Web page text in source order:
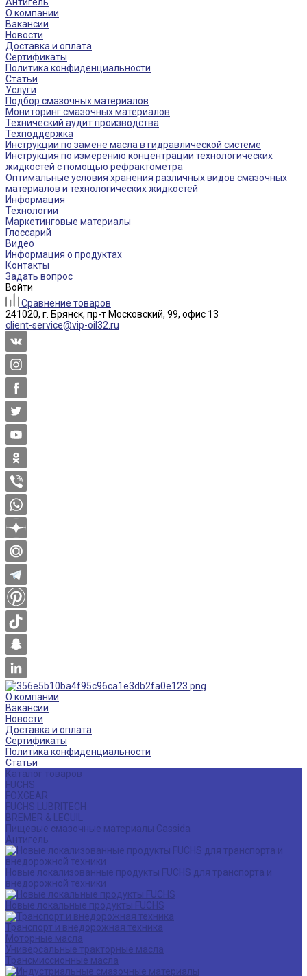
О компании
Вакансии
Новости
Доставка и оплата
Сертификаты
Политика конфиденциальности
Статьи
Услуги
Подбор смазочных материалов
Мониторинг смазочных материалов
Технический аудит производства
Техподдержка
Инструкции по замене масла в гидравлической системе
Инструкция по измерению концентрации технологических
жидкостей с помощью рефрактометра
Оптимальные условия хранения различных видов смазочных
материалов и технологических жидкостей
Информация
Технологии
Маркетинговые материалы
Глоссарий
Видео
Информация о продуктах
Контакты
Задать вопрос
Войти
Сравнение товаров
241020, г. Брянск, пр-т Московский, 99, офис 13
client-service@vip-oil32.ru
О компании
Вакансии
Новости
Доставка и оплата
Сертификаты
Политика конфиденциальности
Статьи
Каталог товаров
FUCHS
FOXGEAR
FUCHS LUBRITECH
BREMER & LEGUIL
Пищевые смазочные материалы Cassida
Антигель
Новые локализованные продукты FUCHS для транспорта и
внедорожной техники
Новые локальные продукты FUCHS
Транспорт и внедорожная техника
Моторные масла
Универсальные тракторные масла
Трансмиссионные масла